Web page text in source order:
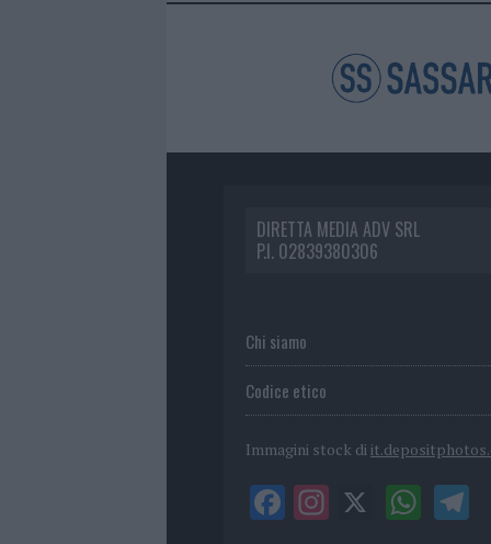
DIRETTA MEDIA ADV SRL
P.I. 02839380306
Chi siamo
Codice etico
Immagini stock di